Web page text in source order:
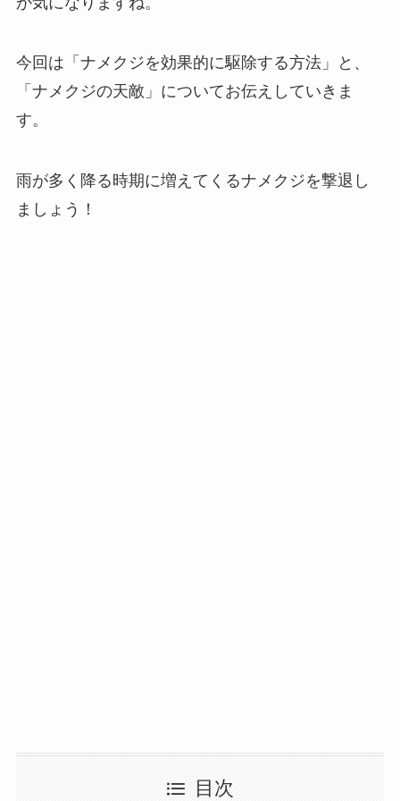
今回は「ナメクジを効果的に駆除する方法」と、
「ナメクジの天敵」についてお伝えしていきま
す。
雨が多く降る時期に増えてくるナメクジを撃退し
ましょう！
目次